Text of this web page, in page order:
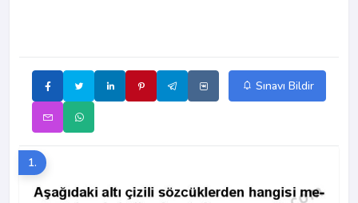
Sınavı Bildir
1.